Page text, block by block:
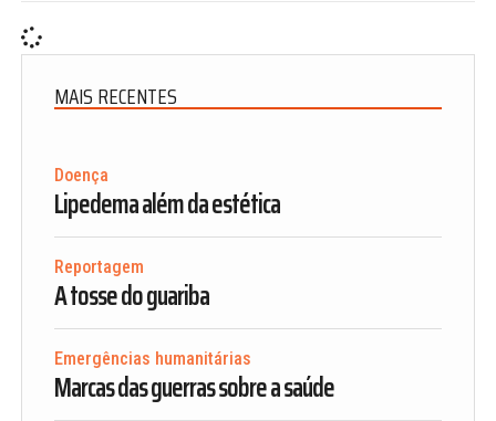
MAIS RECENTES
Doença
Lipedema além da estética
Reportagem
A tosse do guariba
Emergências humanitárias
Marcas das guerras sobre a saúde